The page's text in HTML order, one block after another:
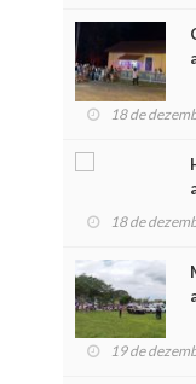
18 de
18 de
19 de